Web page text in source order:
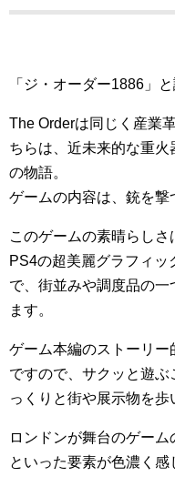
「ジ・オーダー1886」と
The Orderは同じく産業
ちらは、近未来的な重
の物語。
ゲームの内容は、銃を撃
このゲームの素晴らしさ
PS4の超美麗グラフィ
で、街並みや調度品の
ます。
ゲーム本編のストーリー
ですので、サクッと遊
っくりと街や展示物を歩
ロンドンが舞台のゲー
といった要素が色濃く感